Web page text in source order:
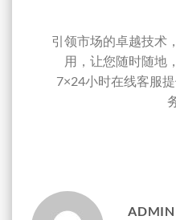
引领市场的卓越技术
用，让您随时随地
7×24小时在线客服
ADMIN